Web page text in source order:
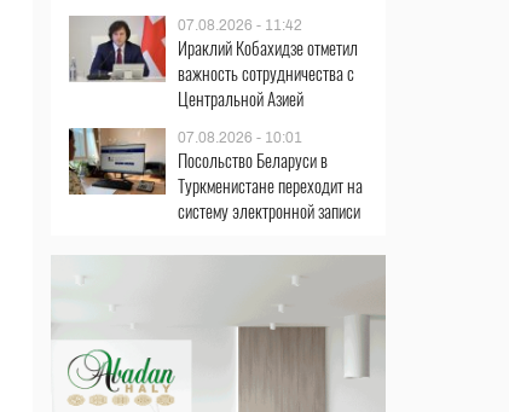
07.08.2026 - 11:42
Ираклий Кобахидзе отметил
важность сотрудничества с
Центральной Азией
07.08.2026 - 10:01
Посольство Беларуси в
Туркменистане переходит на
систему электронной записи